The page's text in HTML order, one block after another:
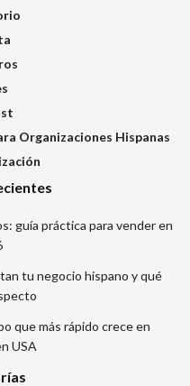
Organizaciones Hispanas
guía práctica para vender en
tu negocio hispano y qué
que más rápido crece en
USA